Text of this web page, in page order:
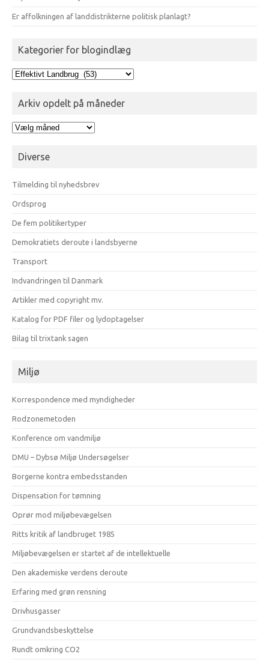
Er affolkningen af landdistrikterne politisk planlagt?
Kategorier for blogindlæg
Kategorier
Arkiv opdelt på måneder
Arkiv
måneder
Diverse
Tilmelding til nyhedsbrev
Ordsprog
De fem politikertyper
Demokratiets deroute i landsbyerne
Transport
Indvandringen til Danmark
Artikler med copyright mv.
Katalog for PDF filer og lydoptagelser
Bilag til trixtank sagen
Miljø
Korrespondence med myndigheder
Rodzonemetoden
Konference om vandmiljø
DMU – Dybsø Miljø Undersøgelser
Borgerne kontra embedsstanden
Dispensation for tømning
Oprør mod miljøbevægelsen
Ritts kritik af landbruget 1985
Miljøbevægelsen er startet af de intellektuelle
Den akademiske verdens deroute
Erfaring med grøn rensning
Drivhusgasser
Grundvandsbeskyttelse
Rundt omkring CO2